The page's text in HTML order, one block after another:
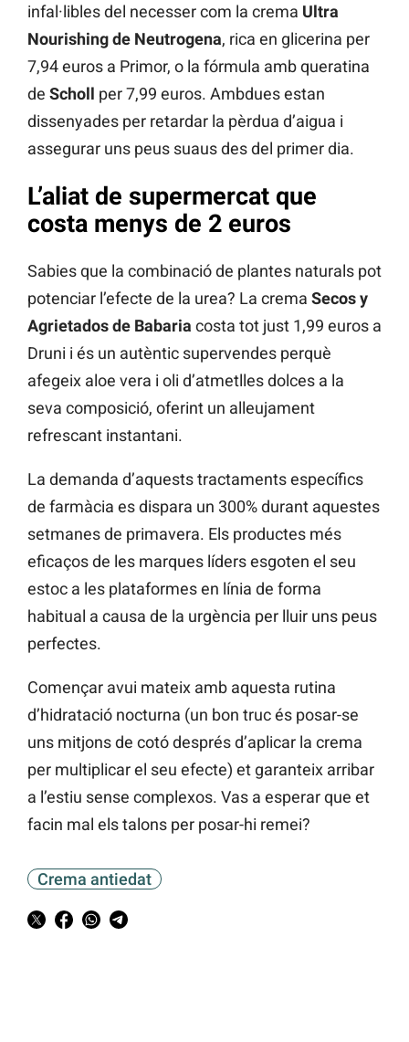
infal·libles del necesser com la crema Ultra
Nourishing de Neutrogena, rica en glicerina per
7,94 euros a Primor, o la fórmula amb queratina
de Scholl per 7,99 euros. Ambdues estan
dissenyades per retardar la pèrdua d’aigua i
assegurar uns peus suaus des del primer dia.
L’aliat de supermercat que
costa menys de 2 euros
Sabies que la combinació de plantes naturals pot
potenciar l’efecte de la urea? La crema Secos y
Agrietados de Babaria costa tot just 1,99 euros a
Druni i és un autèntic supervendes perquè
afegeix aloe vera i oli d’atmetlles dolces a la
seva composició, oferint un alleujament
refrescant instantani.
La demanda d’aquests tractaments específics
de farmàcia es dispara un 300% durant aquestes
setmanes de primavera. Els productes més
eficaços de les marques líders esgoten el seu
estoc a les plataformes en línia de forma
habitual a causa de la urgència per lluir uns peus
perfectes.
Començar avui mateix amb aquesta rutina
d’hidratació nocturna (un bon truc és posar-se
uns mitjons de cotó després d’aplicar la crema
per multiplicar el seu efecte) et garanteix arribar
a l’estiu sense complexos. Vas a esperar que et
facin mal els talons per posar-hi remei?
Crema antiedat